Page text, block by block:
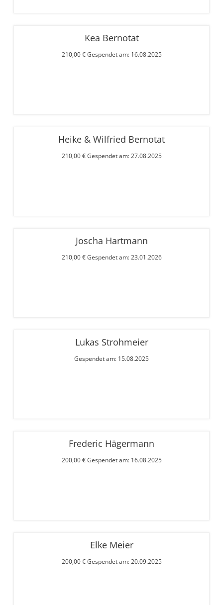
Kea Bernotat
210,00 € Gespendet am: 16.08.2025
Heike & Wilfried Bernotat
210,00 € Gespendet am: 27.08.2025
Joscha Hartmann
210,00 € Gespendet am: 23.01.2026
Lukas Strohmeier
Gespendet am: 15.08.2025
Frederic Hägermann
200,00 € Gespendet am: 16.08.2025
Elke Meier
200,00 € Gespendet am: 20.09.2025